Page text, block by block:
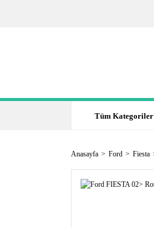
Tüm Kategoriler
Anasayfa Ford Fiesta